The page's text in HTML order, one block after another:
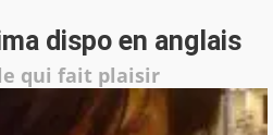
dispo en anglais
qui fait plaisir